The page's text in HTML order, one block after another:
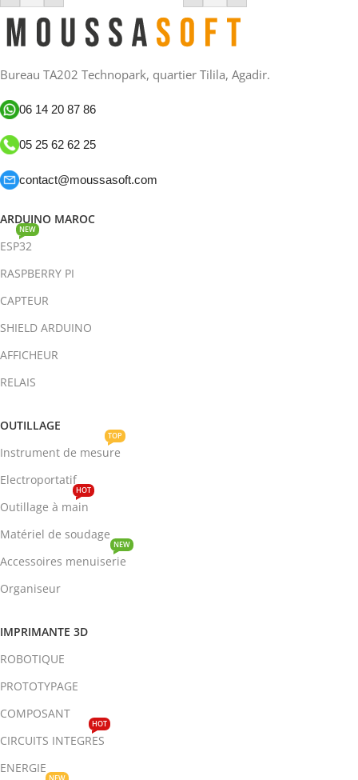
Bureau TA202 Technopark, quartier Tilila, Agadir.
06 14 20 87 86
05 25 62 62 25
contact@moussasoft.com
ARDUINO MAROC
ESP32
NEW
RASPBERRY PI
CAPTEUR
SHIELD ARDUINO
AFFICHEUR
RELAIS
OUTILLAGE
Instrument de mesure
TOP
Electroportatif
Outillage à main
HOT
Matériel de soudage
Accessoires menuiserie
NEW
Organiseur
IMPRIMANTE 3D
ROBOTIQUE
PROTOTYPAGE
COMPOSANT
CIRCUITS INTEGRES
HOT
ENERGIE
NEW